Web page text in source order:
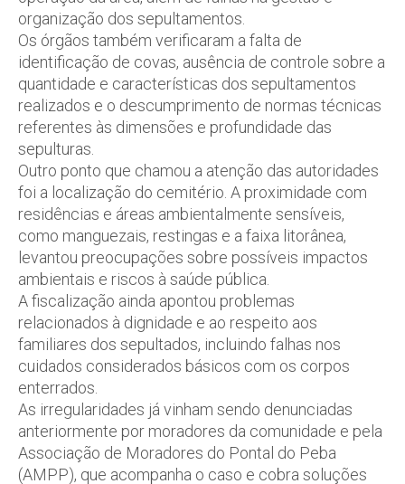
organização dos sepultamentos.
Os órgãos também verificaram a falta de
identificação de covas, ausência de controle sobre a
quantidade e características dos sepultamentos
realizados e o descumprimento de normas técnicas
referentes às dimensões e profundidade das
sepulturas.
Outro ponto que chamou a atenção das autoridades
foi a localização do cemitério. A proximidade com
residências e áreas ambientalmente sensíveis,
como manguezais, restingas e a faixa litorânea,
levantou preocupações sobre possíveis impactos
ambientais e riscos à saúde pública.
A fiscalização ainda apontou problemas
relacionados à dignidade e ao respeito aos
familiares dos sepultados, incluindo falhas nos
cuidados considerados básicos com os corpos
enterrados.
As irregularidades já vinham sendo denunciadas
anteriormente por moradores da comunidade e pela
Associação de Moradores do Pontal do Peba
(AMPP), que acompanha o caso e cobra soluções